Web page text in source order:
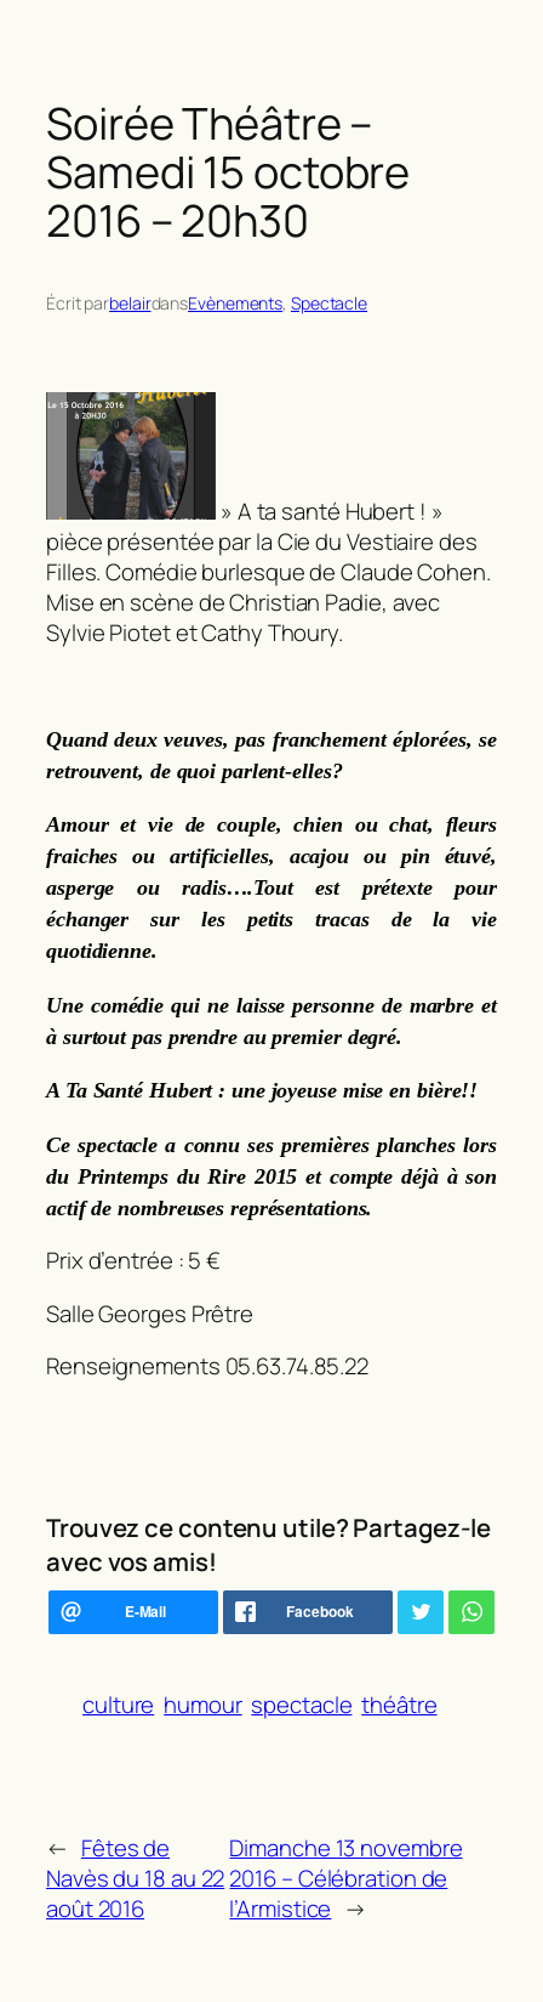
Soirée Théâtre –
Samedi 15 octobre
2016 – 20h30
Écrit parbelairdansEvènements, Spectacle
» A ta santé Hubert ! »
pièce présentée par la Cie du Vestiaire des
Filles. Comédie burlesque de Claude Cohen.
Mise en scène de Christian Padie, avec
Sylvie Piotet et Cathy Thoury.
Quand deux veuves, pas franchement éplorées, se
retrouvent, de quoi parlent-elles?
Amour et vie de couple, chien ou chat, fleurs
fraiches ou artificielles, acajou ou pin étuvé,
asperge ou radis….Tout est prétexte pour
échanger sur les petits tracas de la vie
quotidienne.
Une comédie qui ne laisse personne de marbre et
à surtout pas prendre au premier degré.
A Ta Santé Hubert : une joyeuse mise en bière!!
Ce spectacle a connu ses premières planches lors
du Printemps du Rire 2015 et compte déjà à son
actif de nombreuses représentations.
Prix d’entrée : 5 €
Salle Georges Prêtre
Renseignements 05.63.74.85.22
Trouvez ce contenu utile? Partagez-le
avec vos amis!
culture humour spectacle théâtre
← Fêtes de
Navès du 18 au 22
août 2016
Dimanche 13 novembre
2016 – Célébration de
l’Armistice →